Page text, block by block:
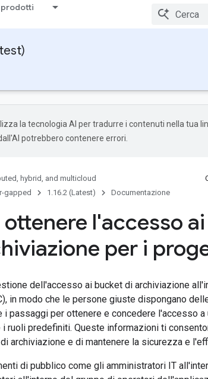
la tecnologia AI per tradurre i contenuti nella tua
potrebbero contenere errori.
hybrid, and multicloud
gapped 1.16.2 (Latest) Documentazione
l'accesso ai
per i
dell'accesso ai bucket di archiviazione
in modo che le persone giuste dispongano
i passaggi per ottenere e concedere l'accesso
ruoli predefiniti. Queste informazioni ti
archiviazione e di mantenere la sicurezza e
di pubblico come gli amministratori IT